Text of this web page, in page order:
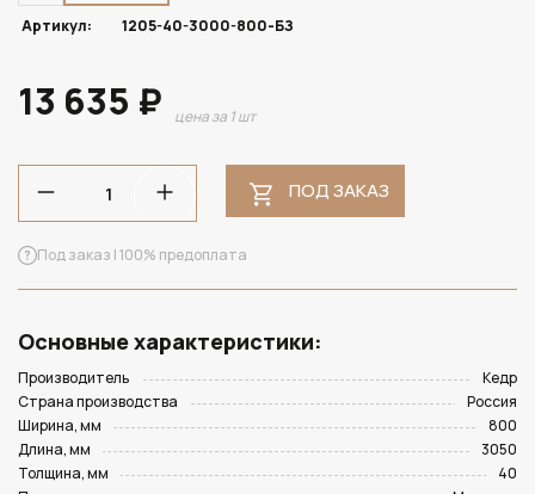
Артикул:
1205-40-3000-800-БЗ
13 635 ₽ цена за 1 шт
ПОД ЗАКАЗ
Под заказ | 100% предоплата
Основные характеристики:
Производитель
Кедр
Страна производства
Россия
Ширина, мм
800
Длина, мм
3050
Толщина, мм
40